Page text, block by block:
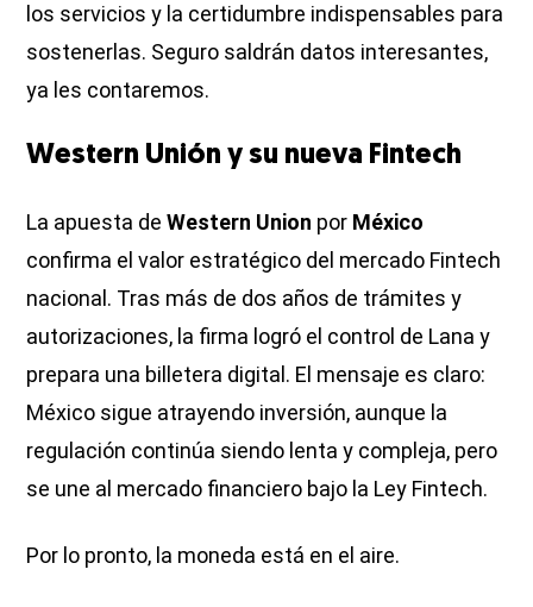
los servicios y la certidumbre indispensables para
sostenerlas. Seguro saldrán datos interesantes,
ya les contaremos.
Western Unión y su nueva Fintech
La apuesta de Western Union por México
confirma el valor estratégico del mercado Fintech
nacional. Tras más de dos años de trámites y
autorizaciones, la firma logró el control de Lana y
prepara una billetera digital. El mensaje es claro:
México sigue atrayendo inversión, aunque la
regulación continúa siendo lenta y compleja, pero
se une al mercado financiero bajo la Ley Fintech.
Por lo pronto, la moneda está en el aire.